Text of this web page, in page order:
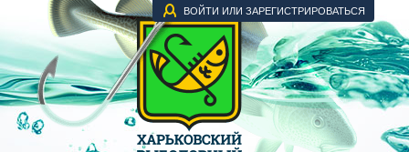
ВОЙТИ ИЛИ ЗАРЕГИСТРИРОВАТЬСЯ